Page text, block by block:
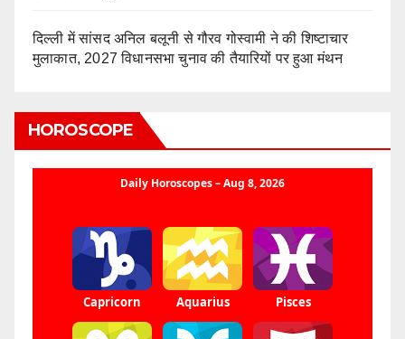
दिल्ली में सांसद अनिल बलूनी से गौरव गोस्वामी ने की शिष्टाचार
मुलाकात, 2027 विधानसभा चुनाव की तैयारियों पर हुआ मंथन
HOROSCOPE